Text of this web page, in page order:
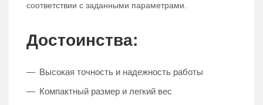
соответствии с заданными параметрами.
Достоинства:
Высокая точность и надежность работы
Компактный размер и легкий вес